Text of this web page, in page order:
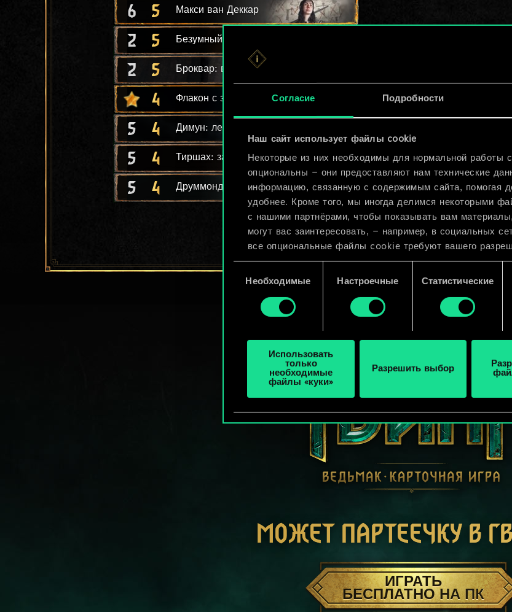
Согласие Подробности
Наш сайт использует файлы cookie
Некоторые из них необходимы для нормальной работы
опциональны — они предоставляют нам технические
информацию, связанную с содержимым сайта, помогая
удобнее. Кроме того, мы иногда делимся некоторыми
с нашими партнёрами, чтобы показывать вам
могут вас заинтересовать, — например, в социальных
все опциональные файлы cookie требуют вашего
Найти подробную информацию о том, как мы
«Настройки» ниже.
согласия
Необходимые Настроечные Статистические
Использовать
только
необходимые
файлы «куки»
Разрешить выбор
6 5 Макси ван Деккар
2 5 Безумный пират
2 5 Броквар: воин
4 Флакон с запретным знанием
5 4 Димун: легкий драккар
5 4 Тиршах: захватчица
5 4 Друммонд: берсерк
МОЖЕТ ПАРТЕЕЧКУ В
ИГРАТЬ
БЕСПЛАТНО НА ПК